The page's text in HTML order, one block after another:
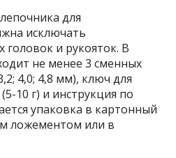
для
исключать
и рукояток. В
не менее 3 сменных
4,0; 4,8 мм), ключ для
10 г) и инструкция по
упаковка в картонный
ложементом или в